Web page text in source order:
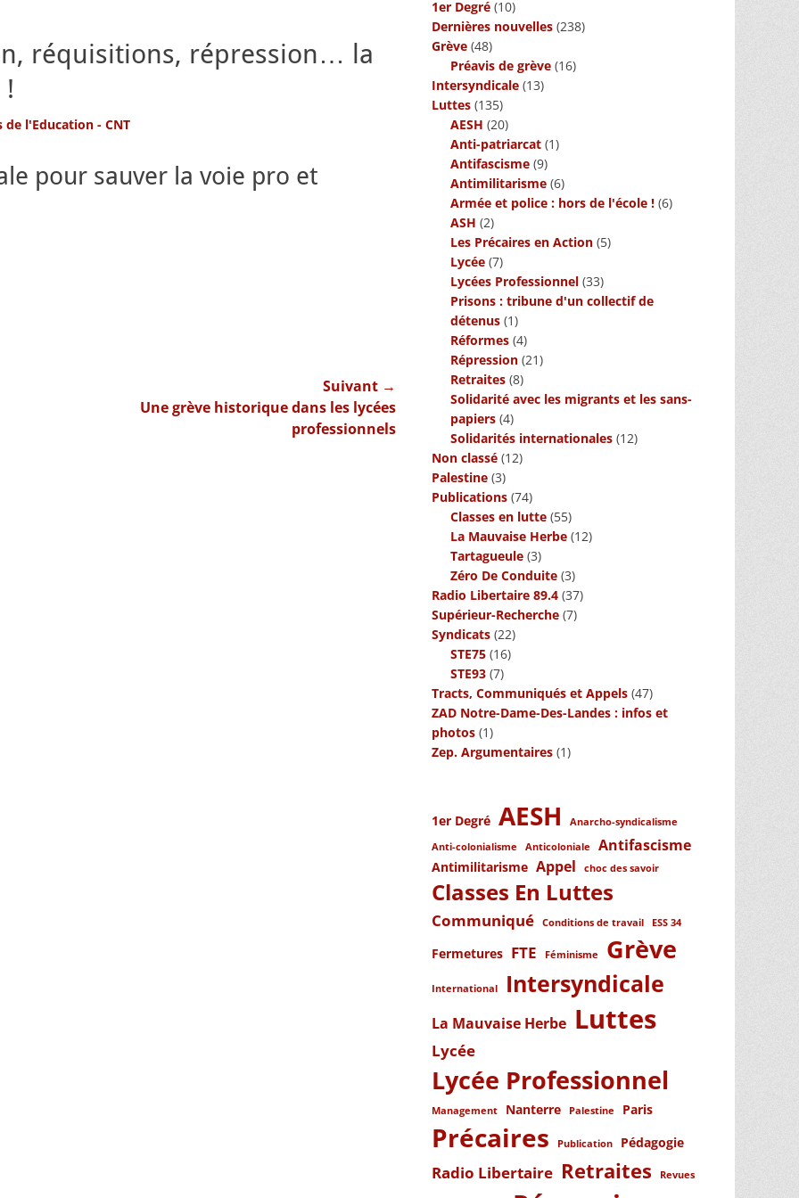
réquisitions, répression… la
l'Education - CNT
pour sauver la voie pro et
Suivant →
Une grève historique dans les lycées
professionnels
1er Degré (10)
Dernières nouvelles (238)
Grève (48)
Préavis de grève (16)
Intersyndicale (13)
Luttes (135)
AESH (20)
Anti-patriarcat (1)
Antifascisme (9)
Antimilitarisme (6)
Armée et police : hors de l'école ! (6)
ASH (2)
Les Précaires en Action (5)
Lycée (7)
Lycées Professionnel (33)
Prisons : tribune d'un collectif de
détenus (1)
Réformes (4)
Répression (21)
Retraites (8)
Solidarité avec les migrants et les sans-
papiers (4)
Solidarités internationales (12)
Non classé (12)
Palestine (3)
Publications (74)
Classes en lutte (55)
La Mauvaise Herbe (12)
Tartagueule (3)
Zéro De Conduite (3)
Radio Libertaire 89.4 (37)
Supérieur-Recherche (7)
Syndicats (22)
STE75 (16)
STE93 (7)
Tracts, Communiqués et Appels (47)
ZAD Notre-Dame-Des-Landes : infos et
photos (1)
Zep. Argumentaires (1)
1er Degré AESH
Anarcho-syndicalisme
Anti-colonialisme
Anticoloniale Antifascisme
Antimilitarisme Appel choc des savoir
Classes En Luttes
Communiqué Conditions de travail ESS 34
Fermetures FTE Féminisme Grève
International Intersyndicale
La Mauvaise Herbe Luttes
Lycée
Lycée Professionnel
Management Nanterre Palestine Paris
Précaires Publication Pédagogie
Radio Libertaire Retraites Revues